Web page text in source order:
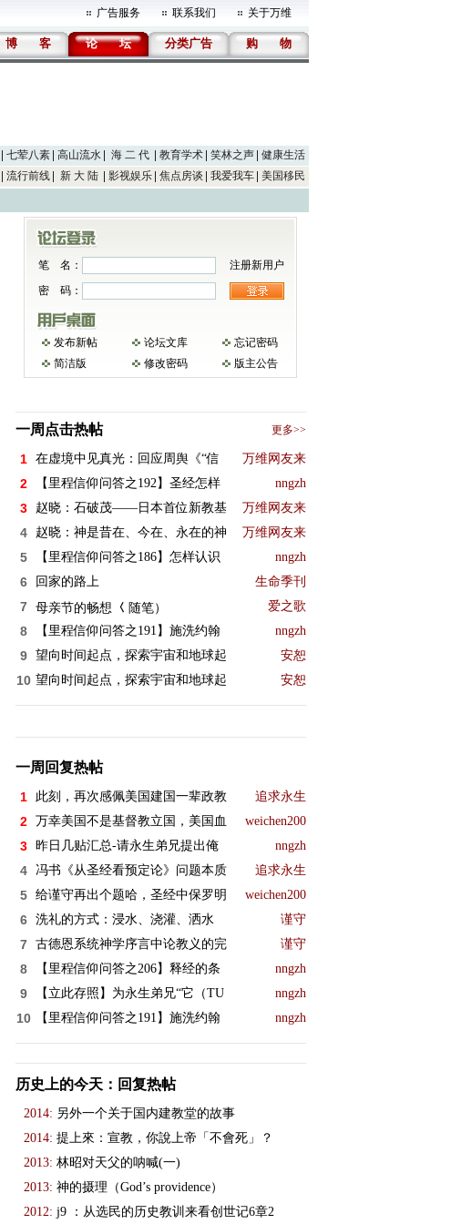
广告服务 联系我们 关于万维
博 客 论 坛 分类广告 购 物
七荤八素 高山流水 海 二 代 教育学术 笑林之声
健康生活
流行前线 新 大 陆 影视娱乐 焦点房谈 我爱我车 美国移民
笔 名：
注册新用户
密 码：
发布新帖 论坛文库
忘记密码
简洁版
修改密码 版主公告
一周点击热帖 更多>>
1 在虚境中见真光：回应周舆《“信 万维网友来
2 【里程信仰问答之192】圣经怎样 nngzh
3 赵晓：石破茂——日本首位新教基 万维网友来
4 赵晓：神是昔在、今在、永在的神 万维网友来
5 【里程信仰问答之186】怎样认识 nngzh
6 回家的路上 生命季刊
7 母亲节的畅想 𡿨随笔） 爱之歌
8 【里程信仰问答之191】施洗约翰 nngzh
9 望向时间起点，探索宇宙和地球起 安恕
10 望向时间起点，探索宇宙和地球起 安恕
一周回复热帖
1 此刻，再次感佩美国建国一辈政教 追求永生
2 万幸美国不是基督教立国，美国血 weichen200
3 昨日几贴汇总-请永生弟兄提出俺 nngzh
4 冯书《从圣经看预定论》问题本质 追求永生
5 给谨守再出个题哈，圣经中保罗明 weichen200
6 洗礼的方式：浸水、浇灌、洒水 谨守
7 古德恩系统神学序言中论教义的完 谨守
8 【里程信仰问答之206】释经的条 nngzh
9 【立此存照】为永生弟兄“它（TU nngzh
10 【里程信仰问答之191】施洗约翰 nngzh
历史上的今天：回复热帖
2014: 另外一个关于国内建教堂的故事
2014: 提上來：宣教，你說上帝「不會死」？
2013: 林昭对天父的呐喊(一)
2013: 神的摄理（God’s providence）
2012: j9 ：从选民的历史教训来看创世记6章2